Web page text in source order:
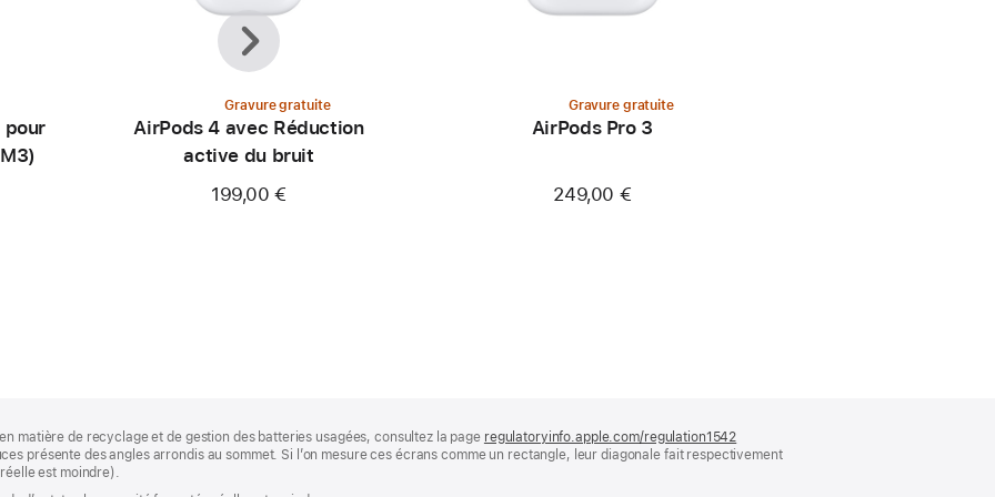
pour
Gravure gratuite
AirPods 4 avec Réduction
active du bruit
199,00 €
Gravure gratuite
AirPods Pro 3
249,00 €
Précédent
Suivant
matière de recyclage et de gestion des batteries usagées, consultez la page regulatoryinfo.apple.com/regulation1542
dans
présente des angles arrondis au sommet. Si l’on mesure ces écrans comme un rectangle, leur diagonale fait respectivement
est moindre).